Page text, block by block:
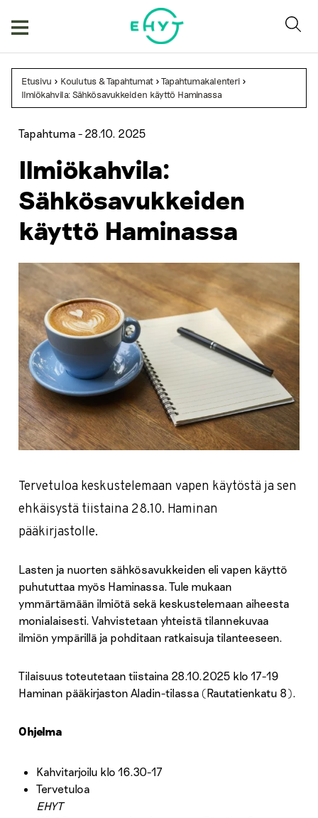
Etusivu > Koulutus & Tapahtumat >Tapahtumakalenteri >
Ilmiökahvila: Sähkösavukkeiden käyttö Haminassa
Tapahtuma - 28.10. 2025
Ilmiökahvila:
Sähkösavukkeiden
käyttö Haminassa
Tervetuloa keskustelemaan vapen käytöstä ja sen
ehkäisystä tiistaina 28.10. Haminan
pääkirjastolle.
Lasten ja nuorten sähkösavukkeiden eli vapen käyttö
puhututtaa myös Haminassa. Tule mukaan
ymmärtämään ilmiötä sekä keskustelemaan aiheesta
monialaisesti. Vahvistetaan yhteistä tilannekuvaa
ilmiön ympärillä ja pohditaan ratkaisuja tilanteeseen.
Tilaisuus toteutetaan tiistaina 28.10.2025 klo 17-19
Haminan pääkirjaston Aladin-tilassa (Rautatienkatu 8).
Ohjelma
Kahvitarjoilu klo 16.30-17
Tervetuloa
EHYT